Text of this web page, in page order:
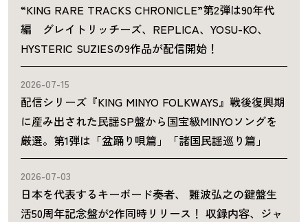
“KING RARE TRACKS CHRONICLE”第2弾は90年代
編 グレイトリッチーズ、REPLICA、YOSU-KO、
HYSTERIC SUZIESの9作品が配信開始！
2026-07-15
配信シリーズ『KING MINYO FOLKWAYS』戦後復興期
に産み出された民謡SP盤から国宝級MINYOソングを
厳選。第1弾は「盆踊り唄篇」「諸国民謡巡り篇」
2026-07-03
日本を代表するキーボード奏者、 難波弘之の鍵盤生
活50周年記念盤が2作同時リリース！ 収録内容、ジャ